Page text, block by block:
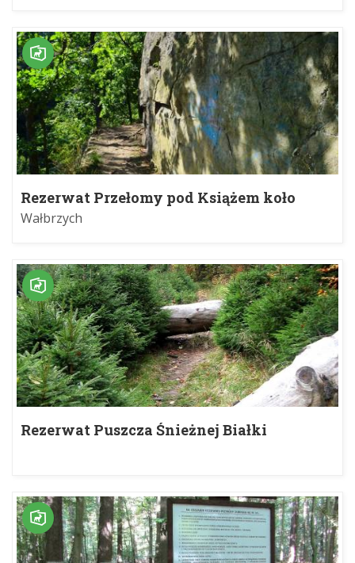
Rezerwat Przełomy pod Książem koło
Wałbrzycha
Wałbrzych
Rezerwat Puszcza Śnieżnej Białki